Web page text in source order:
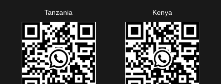
Tanzania Kenya